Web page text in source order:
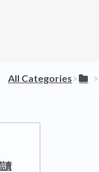
All Categories​>​ ​ > ​